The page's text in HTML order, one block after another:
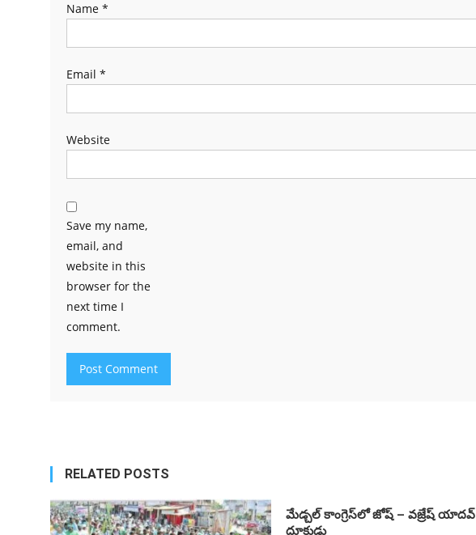
Name *
Email *
Website
Save my name,
email, and
website in this
browser for the
next time I
comment.
RELATED POSTS
మేడ్చ‌ల్‌ కాంగ్రెస్‌లో జోష్ – వ‌జ్రేష్ యాద‌వ్
దూకుడు